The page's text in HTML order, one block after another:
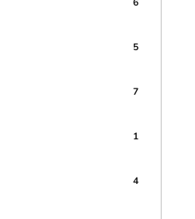
5
7
1
4